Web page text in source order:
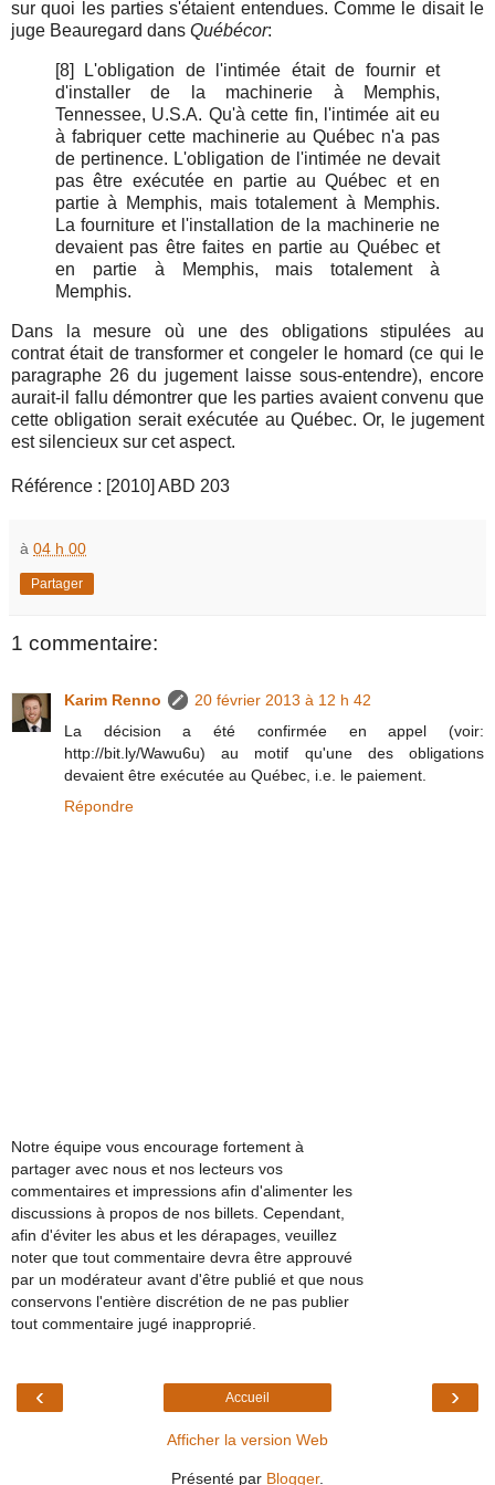
sur quoi les parties s'étaient entendues. Comme le disait le
juge Beauregard dans Québécor:
[8] L'obligation de l'intimée était de fournir et
d'installer de la machinerie à Memphis,
Tennessee, U.S.A. Qu'à cette fin, l'intimée ait eu
à fabriquer cette machinerie au Québec n'a pas
de pertinence. L'obligation de l'intimée ne devait
pas être exécutée en partie au Québec et en
partie à Memphis, mais totalement à Memphis.
La fourniture et l'installation de la machinerie ne
devaient pas être faites en partie au Québec et
en partie à Memphis, mais totalement à
Memphis.
Dans la mesure où une des obligations stipulées au
contrat était de transformer et congeler le homard (ce qui le
paragraphe 26 du jugement laisse sous-entendre), encore
aurait-il fallu démontrer que les parties avaient convenu que
cette obligation serait exécutée au Québec. Or, le jugement
est silencieux sur cet aspect.
Référence : [2010] ABD 203
à 04 h 00
Partager
1 commentaire:
Karim Renno
20 février 2013 à 12 h 42
La décision a été confirmée en appel (voir:
http://bit.ly/Wawu6u) au motif qu'une des obligations
devaient être exécutée au Québec, i.e. le paiement.
Répondre
Notre équipe vous encourage fortement à
partager avec nous et nos lecteurs vos
commentaires et impressions afin d'alimenter les
discussions à propos de nos billets. Cependant,
afin d'éviter les abus et les dérapages, veuillez
noter que tout commentaire devra être approuvé
par un modérateur avant d'être publié et que nous
conservons l'entière discrétion de ne pas publier
tout commentaire jugé inapproprié.
‹ ›
Accueil
Afficher la version Web
Présenté par Blogger.